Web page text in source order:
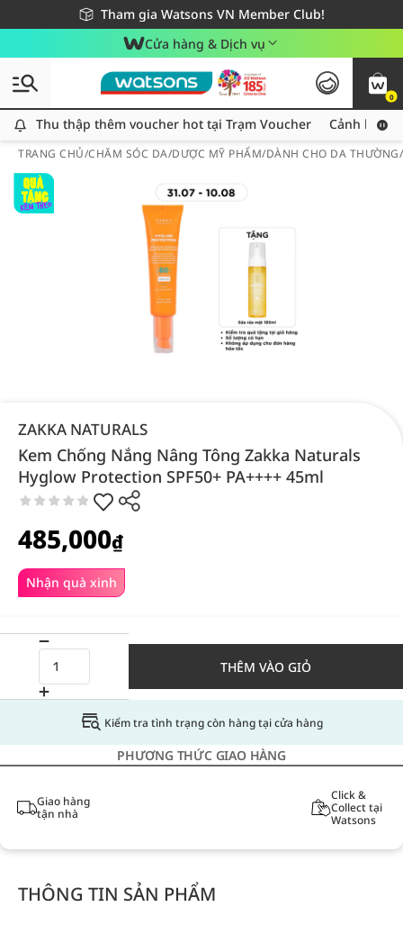
Tham gia Watsons VN Member Club!
Miễn phí giao hàng cho đơn hàng từ 249,000Đ
Giao hàng nhanh 24h - Áp dụng khu vực TP. Hồ Chí Minh
Cửa hàng & Dịch vụ
0
Thu thập thêm voucher hot tại Trạm Voucher
Thu thập thêm voucher hot tại Trạm Voucher Cảnh báo
TRANG CHỦ/CHĂM SÓC DA/DƯỢC MỸ PHẨM/DÀNH CHO DA
ZAKKA NATURALS
Kem Chống Nắng Nâng Tông Zakka Naturals
Hyglow Protection SPF50+ PA++++ 45ml
Nhận quà xinh
485,000₫
THÊM VÀO GIỎ
Kiểm tra tình trạng còn hàng tại cửa hàng
PHƯƠNG THỨC GIAO HÀNG
Giao hàng
tận nhà
Click &
Collect tại
Watsons
THÔNG TIN SẢN PHẨM